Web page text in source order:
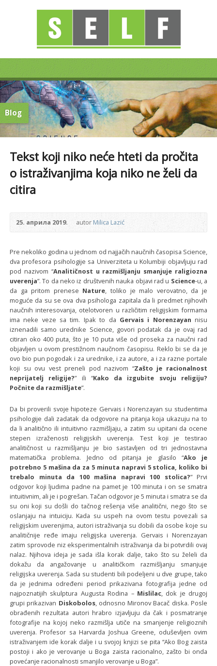
Blog
Tekst koji niko neće hteti da pročita
o istraživanjima koja niko ne želi da
citira
25. априла 2019. autorMilica Lazić
Pre nekoliko godina u jednom od najjačih naučnih časopisa Science,
dva profesora psihologije sa Univerziteta u Kolumbiji objavljuju rad
pod nazivom “Analitičnost u razmišljanju smanjuje raligiozna
uverenja”. To da neko iz društvenih nauka objavi rad u Science-u, a
da ga pritom prenese Nature, toliko je malo verovatno, da je
moguće da su se ova dva psihologa zapitala da li predmet njihovih
naučnih interesovanja, otelotvoren u različitim religijskim formama
ima neke veze sa tim. Ipak to da Gervais i Norenzayan nisu
iznenadili samo urednike Science, govori podatak da je ovaj rad
citiran oko 400 puta, što je 10 puta više od proseka za naučni rad
objavljen u ovom prestižnom naučnom časopisu. Reklo bi se da je
ovo bio pun pogodak i za urednike, i za autore, a i za razne portale
koji su ovu vest preneli pod nazivom “Zašto je racionalnost
neprijatelj religije?” ili “Kako da izgubite svoju religiju?
Počnite da razmišljate”.
Da bi proverili svoje hipoteze Gervais i Norenzayan su studentima
psihologije dali zadatak da odgovore na pitanja koja ukazuju na to
da li analitično ili intuitivno razmišljaju, a zatim su upitani da ocene
stepen izraženosti religijskih uverenja. Test koji je testirao
analitičnost u razmišljanju je bio sastavljen od tri jednostavna
matematička problema. Jedno od pitanja je glasilo “Ako je
potrebno 5 mašina da za 5 minuta napravi 5 stolica, koliko bi
trebalo minuta da 100 mašina napravi 100 stolica?” Prvi
odgovor koji ljudima padne na pamet je 100 minuta i on se smatra
intuitivnim, ali je i pogrešan. Tačan odgovor je 5 minuta i smatra se da
su oni koji su došli do tačnog rešenja više analitični, nego što se
oslanjaju na intuiciju. Kada su uspeh na ovom testu povezali sa
religijskim uverenjima, autori istraživanja su dobili da osobe koje su
analitičnije ređe imaju religijska uverenja. Gervais i Norenzayan
zatim sprovode niz eksperimentalnih istraživanja da bi potvrdili ovaj
nalaz. Njihova ideja je sada išla korak dalje, tako što su želeli da
dokažu da angažovanje u analitičkom razmišljanju smanjuje
religijska uverenja. Sada su studenti bili podeljeni u dve grupe, tako
da je jednima određeni period prikazivana fotografija jedne od
najpoznatijih skulptura Augusta Rodina – Mislilac, dok je drugoj
grupi prikazivan Diskobolos, odnosno Mironov Bacač diska. Posle
obrađenih rezultata autori hrabro izjavljuju da čak i posmatranje
fotografije na kojoj neko razmišlja utiče na smanjenje religioznih
uverenja. Profesor sa Harvarda Joshua Greene, oduševljen ovim
istraživanjem ide korak dalje i u svojoj knjizi se pita “Ako Bog zaista
postoji i ako je verovanje u Boga zaista racionalno, zašto bi onda
povećanje racionalnosti smanjilo verovanje u Boga”.